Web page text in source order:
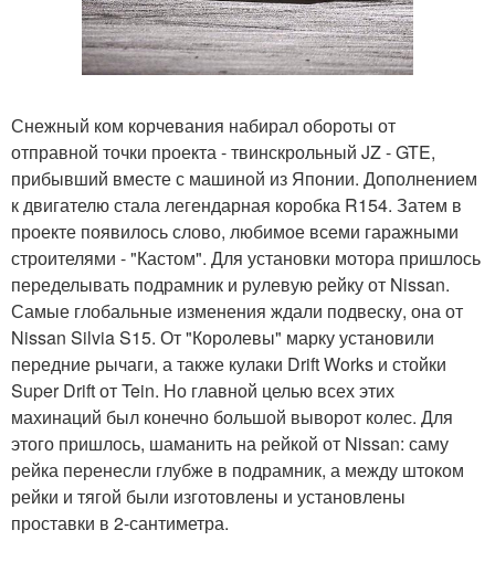
Снежный ком корчевания набирал обороты от
отправной точки проекта - твинскрольный JZ - GTE,
прибывший вместе с машиной из Японии. Дополнением
к двигателю стала легендарная коробка R154. Затем в
проекте появилось слово, любимое всеми гаражными
строителями - "Кастом". Для установки мотора пришлось
переделывать подрамник и рулевую рейку от Nissan.
Самые глобальные изменения ждали подвеску, она от
Nissan Silvia S15. От "Королевы" марку установили
передние рычаги, а также кулаки Drift Works и стойки
Super Drift от Tein. Но главной целью всех этих
махинаций был конечно большой выворот колес. Для
этого пришлось, шаманить на рейкой от Nissan: саму
рейка перенесли глубже в подрамник, а между штоком
рейки и тягой были изготовлены и установлены
проставки в 2-сантиметра.